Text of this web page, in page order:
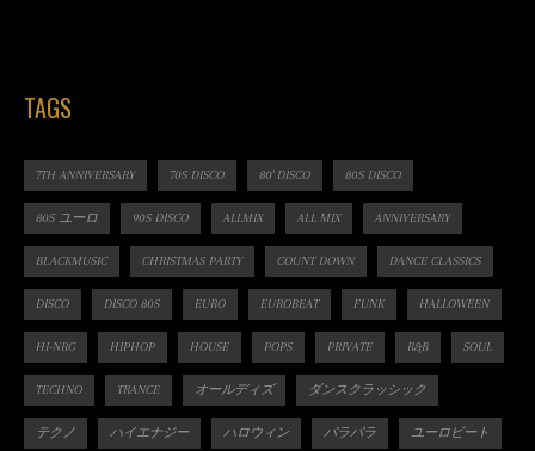
TAGS
7TH ANNIVERSARY 70S DISCO 80' DISCO 80S DISCO
80S ユーロ 90S DISCO ALLMIX ALL MIX ANNIVERSARY
BLACKMUSIC CHRISTMAS PARTY COUNT DOWN DANCE CLASSICS
DISCO DISCO 80S EURO EUROBEAT FUNK HALLOWEEN
HI-NRG HIPHOP HOUSE POPS PRIVATE R&B SOUL
TECHNO TRANCE オールディズ ダンスクラッシック
テクノ ハイエナジー ハロウィン パラパラ ユーロビート